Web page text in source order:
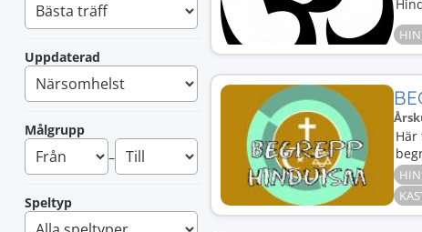
Uppdaterad
Målgrupp
–
Speltyp
Här